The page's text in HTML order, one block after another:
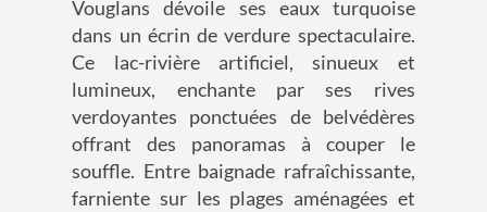
Vouglans dévoile ses eaux turquoise
dans un écrin de verdure spectaculaire.
Ce lac-rivière artificiel, sinueux et
lumineux, enchante par ses rives
verdoyantes ponctuées de belvédères
offrant des panoramas à couper le
souffle. Entre baignade rafraîchissante,
farniente sur les plages aménagées et